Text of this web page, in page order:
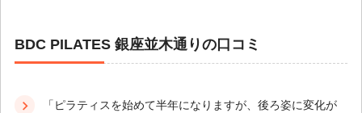
BDC PILATES 銀座並木通りの口コミ
「ピラティスを始めて半年になりますが、後ろ姿に変化が